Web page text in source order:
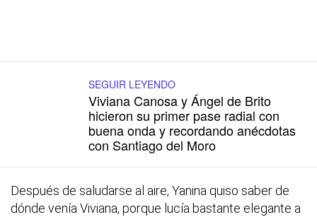
SEGUIR LEYENDO
Viviana Canosa y Ángel de Brito
hicieron su primer pase radial con
buena onda y recordando anécdotas
con Santiago del Moro
Después de saludarse al aire, Yanina quiso saber de
dónde venía Viviana, porque lucía bastante elegante a